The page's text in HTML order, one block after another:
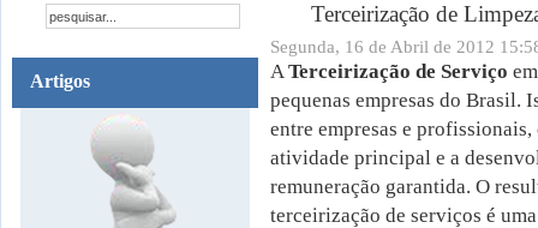
Artigos
Terceirização de
Segunda, 16 de Abril de 2012
ATerceirização de Serviço
pequenas empresas do Brasil.
entre empresas e
atividade principal e a
remuneração garantida. O
terceirização de serviços é